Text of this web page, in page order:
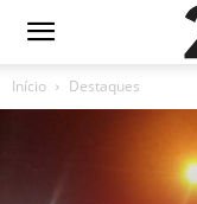
Início Destaques